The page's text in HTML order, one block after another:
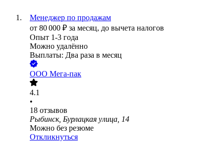
Менеджер по продажам
от 80 000 ₽ за месяц, до вычета налогов
Опыт 1-3 года
Можно удалённо
Выплаты: Два раза в месяц
ООО Мега-пак
4.1
•
18 отзывов
Рыбинск, Бурлацкая улица, 14
Можно без резюме
Откликнуться